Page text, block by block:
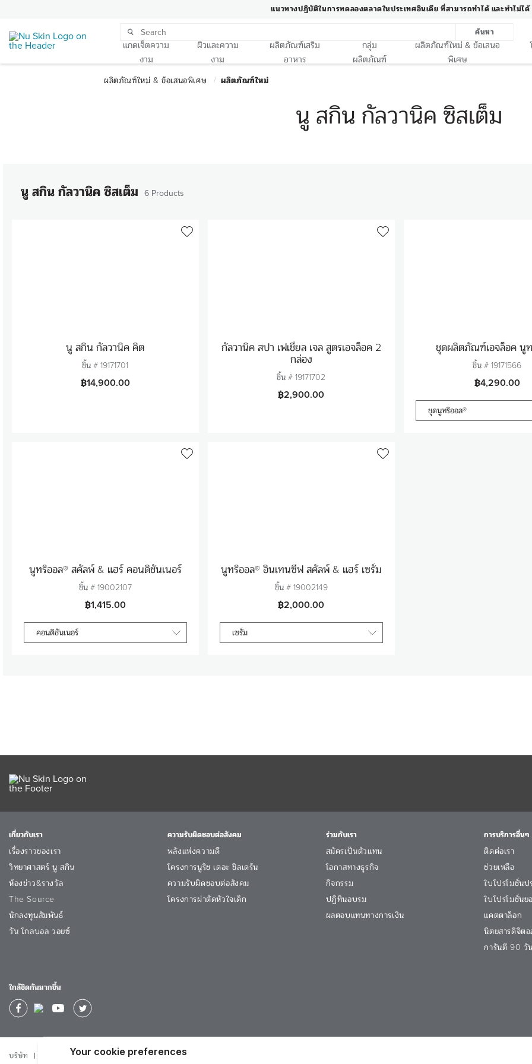
แนวทางปฏิบัติในการทดลองตลาดในประเทศอินเดีย ที่สามารถทำได้ และทำไม่ได้
ค้นหา
แกดเจ็ตความ
งาม
ผิวและความ
งาม
ผลิตภัณฑ์เสริม
อาหาร
กลุ่ม
ผลิตภัณฑ์
ผลิตภัณฑ์ใหม่ & ข้อเสนอ
พิเศษ
นู สกิน กัลวานิค ซิสเต็ม
นู สกิน กัลวานิค ซิสเต็ม 6 Products
นู สกิน กัลวานิค คิต
ชิ้น # 19171701
฿14,900.00
กัลวานิค สปา เฟเชี่ยล เจล สูตรเอจล็อค 2
กล่อง
ชิ้น # 19171702
฿2,900.00
ชุดผลิตภัณฑ์เอจล็อค นู
ชิ้น # 19171566
฿4,290.00
ชุดนูทริออล®
นูทริออล® สคัลพ์ & แฮร์ คอนดิชันเนอร์
ชิ้น # 19002107
฿1,415.00
คอนดิชันเนอร์
นูทริออล® อินเทนซีฟ สคัลพ์ & แฮร์ เซรั่ม
ชิ้น # 19002149
฿2,000.00
เซรั่ม
เกี่ยวกับเรา
เรื่องราวของเรา
วิทยาศาสตร์ นู สกิน
ห้องข่าว&รางวัล
The Source
นักลงทุนสัมพันธ์
วัน โกลบอล วอยซ์
ความรับผิดชอบต่อสังคม
พลังแห่งความดี
โครงการนูริช เดอะ ชิลเดร้น
ความรับผิดชอบต่อสังคม
โครงการผ่าตัดหัวใจเด็ก
ร่วมกับเรา
สมัครเป็นตัวแทน
โอกาสทางธุรกิจ
กิจกรรม
ปฏิทินอบรม
ผลตอบแทนทางการเงิน
การบริการอื่นๆ
ติดต่อเรา
ช่วยเหลือ
ใบโปรโมชั่นป
ใบโปรโมชั่นย
แคตตาล็อก
นิตยสารดิจิต
การันตี 90 วั
ใกล้ชิดกันมากขึ้น
บริษัท นโยบายความเป็นส่วนตัว ข้อปฏิบัติในการทำธุรกิจ